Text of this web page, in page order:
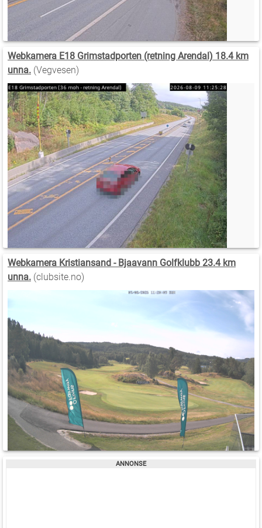
Webkamera E18 Grimstadporten (retning Arendal) 18.4 km
unna. (Vegvesen)
Webkamera Kristiansand - Bjaavann Golfklubb 23.4 km
unna. (clubsite.no)